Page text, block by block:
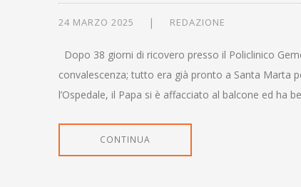
24 MARZO 2025 REDAZIONE
Dopo 38 giorni di ricovero presso il Policlinico
convalescenza; tutto era già pronto a Santa Marta
l’Ospedale, il Papa si è affacciato al balcone ed ha
CONTINUA